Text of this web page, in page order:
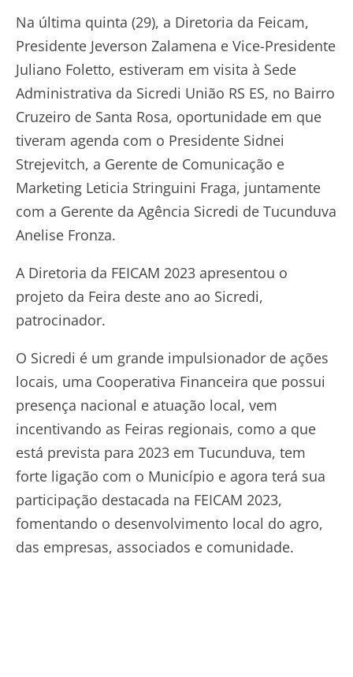
Na última quinta (29), a Diretoria da Feicam,
Presidente Jeverson Zalamena e Vice-Presidente
Juliano Foletto, estiveram em visita à Sede
Administrativa da Sicredi União RS ES, no Bairro
Cruzeiro de Santa Rosa, oportunidade em que
tiveram agenda com o Presidente Sidnei
Strejevitch, a Gerente de Comunicação e
Marketing Leticia Stringuini Fraga, juntamente
com a Gerente da Agência Sicredi de Tucunduva
Anelise Fronza.
A Diretoria da FEICAM 2023 apresentou o
projeto da Feira deste ano ao Sicredi,
patrocinador.
O Sicredi é um grande impulsionador de ações
locais, uma Cooperativa Financeira que possui
presença nacional e atuação local, vem
incentivando as Feiras regionais, como a que
está prevista para 2023 em Tucunduva, tem
forte ligação com o Município e agora terá sua
participação destacada na FEICAM 2023,
fomentando o desenvolvimento local do agro,
das empresas, associados e comunidade.